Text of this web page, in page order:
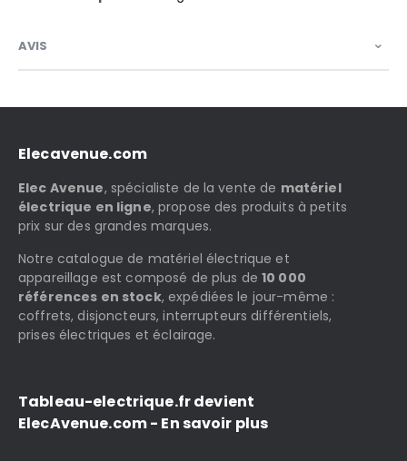
AVIS
Elecavenue.com
Elec Avenue, spécialiste de la vente de matériel
électrique en ligne, propose des produits à petits
prix sur des grandes marques.
Notre catalogue de matériel électrique et
appareillage est composé de plus de10 000
références en stock, expédiées le jour-même :
coffrets, disjoncteurs, interrupteurs différentiels,
prises électriques et éclairage.
Tableau-electrique.fr devient
ElecAvenue.com - En savoir plus